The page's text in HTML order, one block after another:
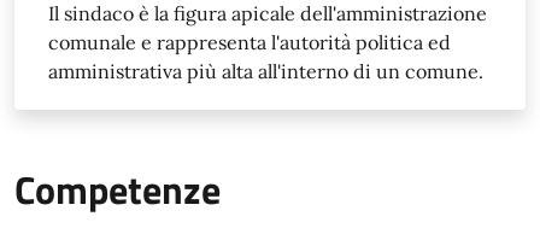
Il sindaco è la figura apicale dell'amministrazione
comunale e rappresenta l'autorità politica ed
amministrativa più alta all'interno di un comune.
Competenze